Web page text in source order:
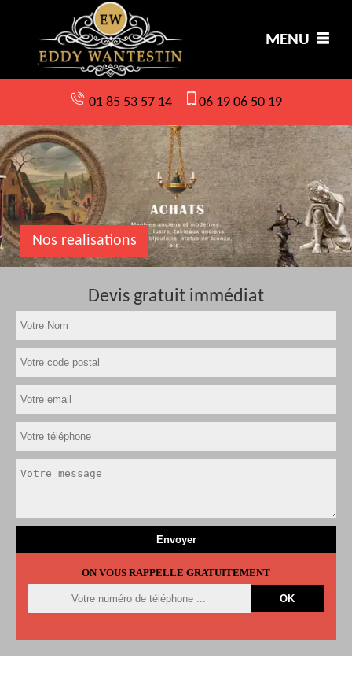
MENU
01 85 53 57 14 06 19 06 50 19
Nos realisations
Devis gratuit immédiat
ON VOUS RAPPELLE GRATUITEMENT